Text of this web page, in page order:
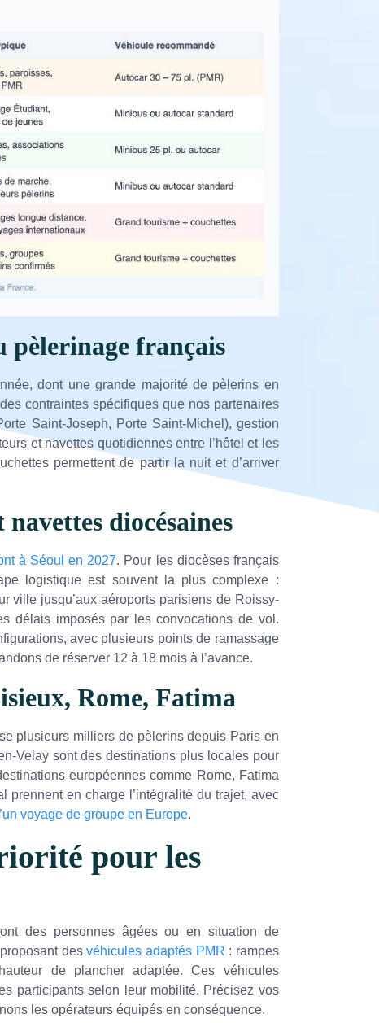
pèlerinage français
dont une grande majorité de pèlerins en
contraintes spécifiques que nos partenaires
Saint-Joseph, Porte Saint-Michel), gestion
et navettes quotidiennes entre l’hôtel et les
permettent de partir la nuit et d’arriver
diocésaines
à Séoul en 2027. Pour les diocèses français
logistique est souvent la plus complexe :
ville jusqu’aux aéroports parisiens de Roissy-
délais imposés par les convocations de vol.
avec plusieurs points de ramassage
de réserver 12 à 18 mois à l’avance.
Rome, Fatima
plusieurs milliers de pèlerins depuis Paris en
Velay sont des destinations plus locales pour
européennes comme Rome, Fatima
prennent en charge l’intégralité du trajet, avec
voyage de groupe en Europe.
pour les
des personnes âgées ou en situation de
desvéhicules adaptés PMR : rampes
de plancher adaptée. Ces véhicules
participants selon leur mobilité. Précisez vos
les opérateurs équipés en conséquence.